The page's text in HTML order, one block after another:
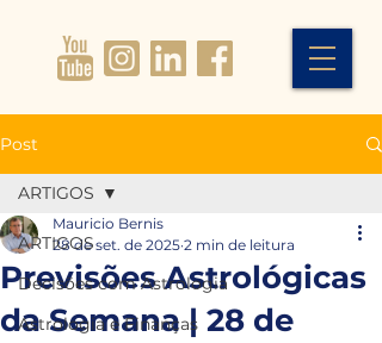
Post
ARTIGOS
Decisões com Astrologia
Astrologia e Finanças
ARTIGOS
Previsões Astrológicas
da Semana | 28 de
Mauricio Bernis
28 de set. de 2025 2 min de leitura